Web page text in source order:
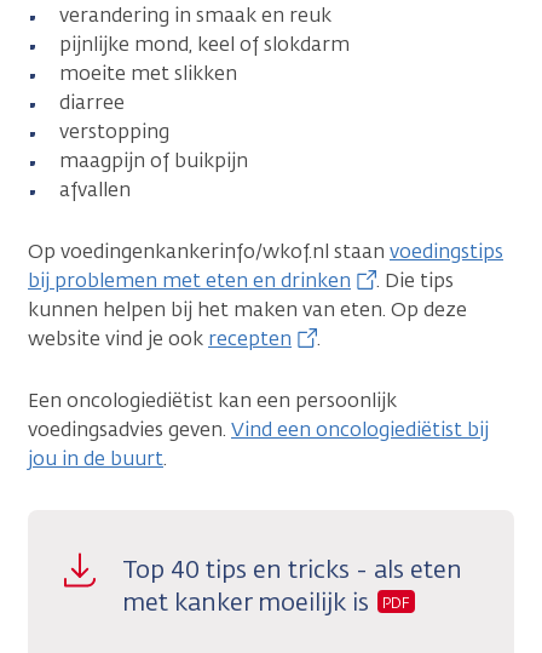
verandering in smaak en reuk
pijnlijke mond, keel of slokdarm
moeite met slikken
diarree
verstopping
maagpijn of buikpijn
afvallen
Op voedingenkankerinfo/wkof.nl staan voedingstips
bij problemen met eten en drinken
. Die tips
kunnen helpen bij het maken van eten. Op deze
website vind je ook recepten .
Een oncologiediëtist kan een persoonlijk
voedingsadvies geven. Vind een oncologiediëtist bij
jou in de buurt.
Top 40 tips en tricks - als eten
met kanker moeilijk is
PDF